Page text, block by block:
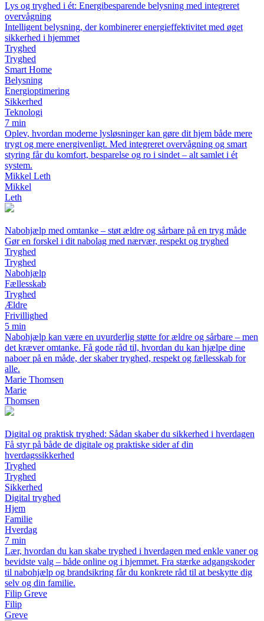
Lys og tryghed i ét: Energibesparende belysning med integreret
overvågning
Intelligent belysning, der kombinerer energieffektivitet med øget
sikkerhed i hjemmet
Tryghed
Tryghed
Smart Home
Belysning
Energioptimering
Sikkerhed
Teknologi
7 min
Oplev, hvordan moderne lysløsninger kan gøre dit hjem både mere
trygt og mere energivenligt. Med integreret overvågning og smart
styring får du komfort, besparelse og ro i sindet – alt samlet i ét
system.
Mikkel Leth
Mikkel
Leth
Nabohjælp med omtanke – støt ældre og sårbare på en tryg måde
Gør en forskel i dit nabolag med nærvær, respekt og tryghed
Tryghed
Tryghed
Nabohjælp
Fællesskab
Tryghed
Ældre
Frivillighed
5 min
Nabohjælp kan være en uvurderlig støtte for ældre og sårbare – men
det kræver omtanke. Få gode råd til, hvordan du kan hjælpe dine
naboer på en måde, der skaber tryghed, respekt og fællesskab for
alle.
Marie Thomsen
Marie
Thomsen
Digital og praktisk tryghed: Sådan skaber du sikkerhed i hverdagen
Få styr på både de digitale og praktiske sider af din
hverdagssikkerhed
Tryghed
Tryghed
Sikkerhed
Digital tryghed
Hjem
Familie
Hverdag
7 min
Lær, hvordan du kan skabe tryghed i hverdagen med enkle vaner og
bevidste valg – både online og i hjemmet. Fra stærke adgangskoder
til nabohjælp og brandsikring får du konkrete råd til at beskytte dig
selv og din familie.
Filip Greve
Filip
Greve